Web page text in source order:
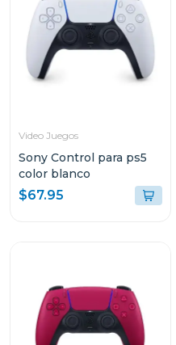
Video Juegos
Sony Control para ps5
color blanco
$67.95